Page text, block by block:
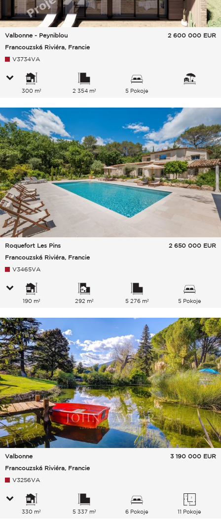
Valbonne - Peyniblou
Francouzská Riviéra, Francie
2 600 000 EUR
V3734VA
300 m² 2 354 m² 5 Pokoje
Roquefort Les Pins
Francouzská Riviéra, Francie
2 650 000 EUR
V3465VA
190 m² 292 m² 5 276 m² 5 Pokoje
Valbonne
Francouzská Riviéra, Francie
3 190 000 EUR
V3256VA
330 m² 5 337 m² 6 Pokoje 11 Pokoje